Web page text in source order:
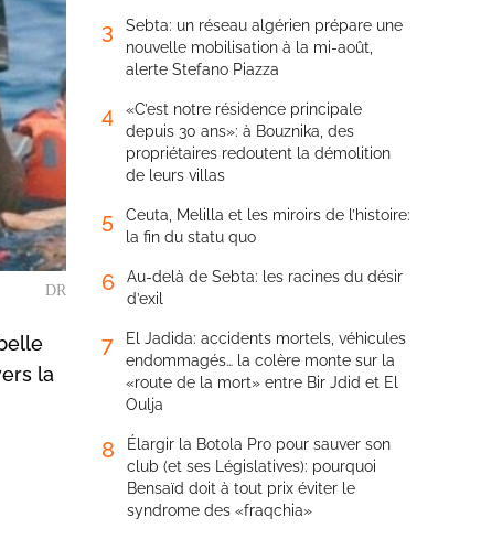
DR
la
3
Sebta: un réseau algérien prépare une
nouvelle mobilisation à la mi-août,
alerte Stefano Piazza
4
«C’est notre résidence principale
depuis 30 ans»: à Bouznika, des
propriétaires redoutent la démolition
de leurs villas
5
Ceuta, Melilla et les miroirs de l’histoire:
la fin du statu quo
6
Au-delà de Sebta: les racines du désir
d’exil
7
El Jadida: accidents mortels, véhicules
endommagés… la colère monte sur la
«route de la mort» entre Bir Jdid et El
Oulja
8
Élargir la Botola Pro pour sauver son
club (et ses Législatives): pourquoi
Bensaïd doit à tout prix éviter le
syndrome des «fraqchia»